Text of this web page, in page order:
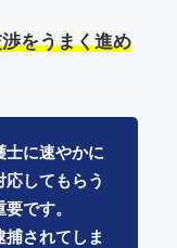
をうまく進め
士に速やかに
してもらう
です。
捕されてしま